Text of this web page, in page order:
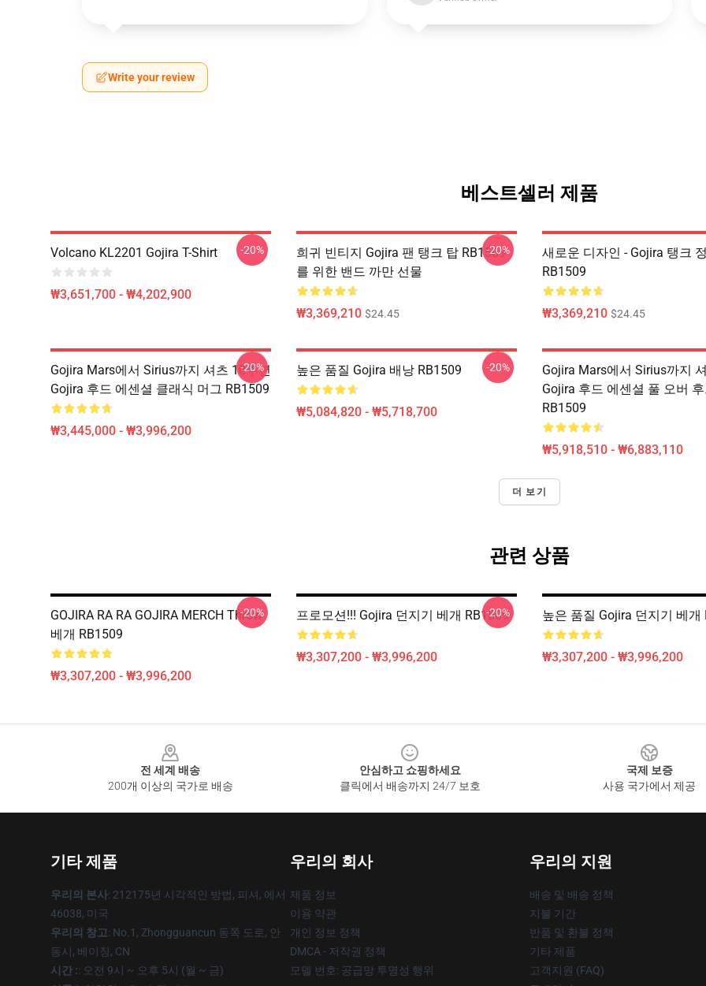
Write your review
베스트셀러 제품
Volcano KL2201 Gojira T-Shirt
₩3,651,700 - ₩4,202,900
-20%
희귀 빈티지 Gojira 팬 탱크 탑 RB1509
를 위한 밴드 까만 선물
₩3,369,210 $24.45
-20%
새로운 디자인 - Gojira 탱크
RB1509
₩3,369,210 $24.45
Gojira Mars에서 Sirius까지 셔츠 10주년
Gojira 후드 에센셜 클래식 머그 RB1509
₩3,445,000 - ₩3,996,200
-20% 높은 품질 Gojira 배낭 RB1509
₩5,084,820 - ₩5,718,700
-20%
Gojira Mars에서 Sirius까지
Gojira 후드 에센셜 풀 오버
RB1509
₩5,918,510 - ₩6,883,110
더 보기
관련 상품
GOJIRA RA RA GOJIRA MERCH Throw
베개 RB1509
₩3,307,200 - ₩3,996,200
-20% 프로모션!!! Gojira 던지기 베개 RB1509
₩3,307,200 - ₩3,996,200
-20% 높은 품질 Gojira 던지기 베개
₩3,307,200 - ₩3,996,200
전 세계 배송
200개 이상의 국가로 배송
안심하고 쇼핑하세요
클릭에서 배송까지 24/7 보호
국제 보증
사용 국가에서 제공
기타 제품
우리의 본사: 212175년 시각적인 방법, 피셔, 에서
46038, 미국
우리의 창고: No.1, Zhongguancun 동쪽 도로, 안
동시, 베이징, CN
시간 :: 오전 9시 ~ 오후 5시 (월 ~ 금)
우리의 회사
제품 정보
이용 약관
개인 정보 정책
DMCA - 저작권 정책
모델 번호: 공급망 투명성 행위
우리의 지원
배송 및 배송 정책
지불 기간
반품 및 환불 정책
기타 제품
고객지원 (FAQ)